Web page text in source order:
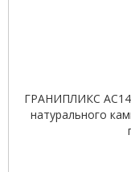
ГРАНИПЛИКС AC14
натурального